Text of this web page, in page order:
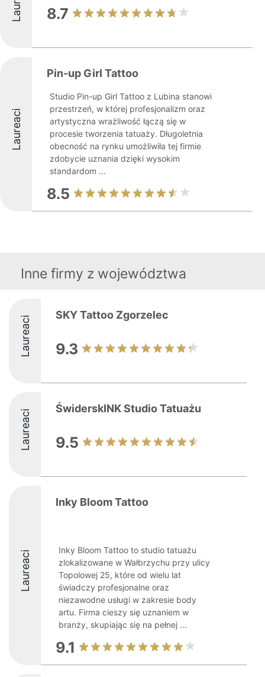
8.7
Laureaci
Pin-up Girl Tattoo
Studio Pin-up Girl Tattoo z Lubina stanowi
przestrzeń, w której profesjonalizm oraz
artystyczna wrażliwość łączą się w
procesie tworzenia tatuaży. Długoletnia
obecność na rynku umożliwiła tej firmie
zdobycie uznania dzięki wysokim
standardom ...
8.5
Inne firmy z województwa
Laureaci SKY Tattoo Zgorzelec
9.3
Laureaci ŚwiderskINK Studio Tatuażu
9.5
Laureaci
Inky Bloom Tattoo
Inky Bloom Tattoo to studio tatuażu
zlokalizowane w Wałbrzychu przy ulicy
Topolowej 25, które od wielu lat
świadczy profesjonalne oraz
niezawodne usługi w zakresie body
artu. Firma cieszy się uznaniem w
branży, skupiając się na pełnej ...
9.1